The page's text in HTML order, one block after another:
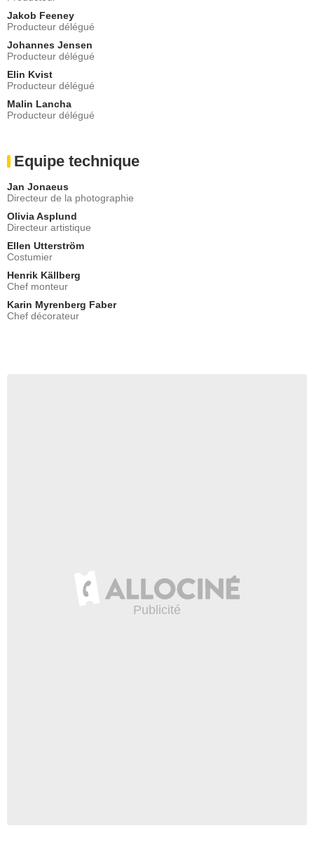
Jakob Feeney
Producteur délégué
Johannes Jensen
Producteur délégué
Elin Kvist
Producteur délégué
Malin Lancha
Producteur délégué
Equipe technique
Jan Jonaeus
Directeur de la photographie
Olivia Asplund
Directeur artistique
Ellen Utterström
Costumier
Henrik Källberg
Chef monteur
Karin Myrenberg Faber
Chef décorateur